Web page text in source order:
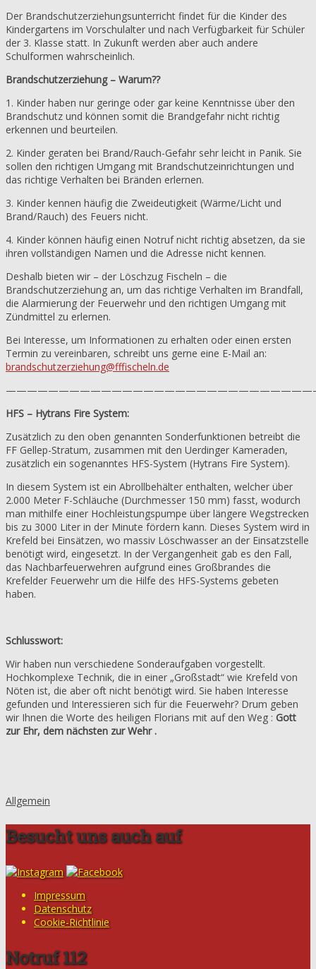
Der Brandschutzerziehungsunterricht findet für die Kinder des
Kindergartens im Vorschulalter und nach Verfügbarkeit für Schüler
der 3. Klasse statt. In Zukunft werden aber auch andere
Schulformen wahrscheinlich.
Brandschutzerziehung – Warum??
1. Kinder haben nur geringe oder gar keine Kenntnisse über den
Brandschutz und können somit die Brandgefahr nicht richtig
erkennen und beurteilen.
2. Kinder geraten bei Brand/Rauch-Gefahr sehr leicht in Panik. Sie
sollen den richtigen Umgang mit Brandschutzeinrichtungen und
das richtige Verhalten bei Bränden erlernen.
3. Kinder kennen häufig die Zweideutigkeit (Wärme/Licht und
Brand/Rauch) des Feuers nicht.
4. Kinder können häufig einen Notruf nicht richtig absetzen, da sie
ihren vollständigen Namen und die Adresse nicht kennen.
Deshalb bieten wir – der Löschzug Fischeln – die
Brandschutzerziehung an, um das richtige Verhalten im Brandfall,
die Alarmierung der Feuerwehr und den richtigen Umgang mit
Zündmittel zu erlernen.
Bei Interesse, um Informationen zu erhalten oder einen ersten
Termin zu vereinbaren, schreibt uns gerne eine E-Mail an:
brandschutzerziehung@fffischeln.de
HFS – Hytrans Fire System:
Zusätzlich zu den oben genannten Sonderfunktionen betreibt die
FF Gellep-Stratum, zusammen mit den Uerdinger Kameraden,
zusätzlich ein sogenanntes HFS-System (Hytrans Fire System).
In diesem System ist ein Abrollbehälter enthalten, welcher über
2.000 Meter F-Schläuche (Durchmesser 150 mm) fasst, wodurch
man mithilfe einer Hochleistungspumpe über längere Wegstrecken
bis zu 3000 Liter in der Minute fördern kann. Dieses System wird in
Krefeld bei Einsätzen, wo massiv Löschwasser an der Einsatzstelle
benötigt wird, eingesetzt. In der Vergangenheit gab es den Fall,
das Nachbarfeuerwehren aufgrund eines Großbrandes die
Krefelder Feuerwehr um die Hilfe des HFS-Systems gebeten
haben.
Schlusswort:
Wir haben nun verschiedene Sonderaufgaben vorgestellt.
Hochkomplexe Technik, die in einer „Großstadt“ wie Krefeld von
Nöten ist, die aber oft nicht benötigt wird. Sie haben Interesse
gefunden und Interessieren sich für die Feuerwehr? Drum geben
wir Ihnen die Worte des heiligen Florians mit auf den Weg : Gott
zur Ehr, dem nächsten zur Wehr .
Allgemein
Besucht uns auch auf
Impressum
Datenschutz
Cookie-Richtlinie
Notruf 112